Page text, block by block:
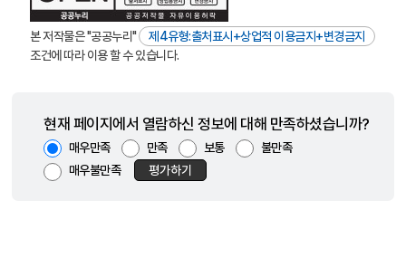
본 저작물은 "공공누리"
제4유형:출처표시+상업적 이용금지+변경금지
조건에 따라 이용 할 수 있습니다.
현재 페이지에서 열람하신 정보에 대해 만족하셨습니까?
매우만족 만족 보통
불만족
매우불만족
평가하기